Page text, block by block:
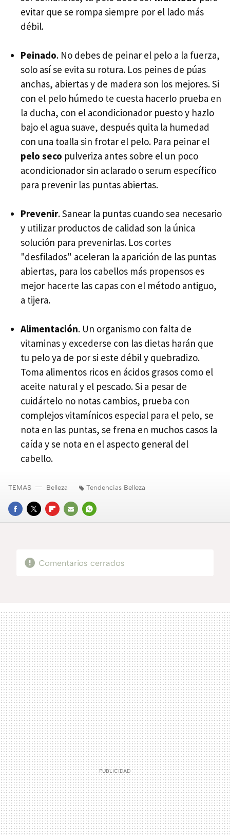
evitar que se rompa siempre por el lado más
débil.
Peinado. No debes de peinar el pelo a la fuerza,
solo así se evita su rotura. Los peines de púas
anchas, abiertas y de madera son los mejores. Si
con el pelo húmedo te cuesta hacerlo prueba en
la ducha, con el acondicionador puesto y hazlo
bajo el agua suave, después quita la humedad
con una toalla sin frotar el pelo. Para peinar el
pelo seco pulveriza antes sobre el un poco
acondicionador sin aclarado o serum específico
para prevenir las puntas abiertas.
Prevenir. Sanear la puntas cuando sea necesario
y utilizar productos de calidad son la única
solución para prevenirlas. Los cortes
"desfilados" aceleran la aparición de las puntas
abiertas, para los cabellos más propensos es
mejor hacerte las capas con el método antiguo,
a tijera.
Alimentación. Un organismo con falta de
vitaminas y excederse con las dietas harán que
tu pelo ya de por si este débil y quebradizo.
Toma alimentos ricos en ácidos grasos como el
aceite natural y el pescado. Si a pesar de
cuidártelo no notas cambios, prueba con
complejos vitamínicos especial para el pelo, se
nota en las puntas, se frena en muchos casos la
caída y se nota en el aspecto general del
cabello.
FACEBOOK
TWITTERFLIPBOARD
E-
WHATSAPP
TEMAS Belleza Tendencias Belleza
Comentarios cerrados